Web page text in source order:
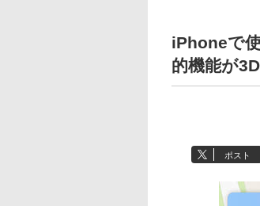
iPhoneで
的機能が
ポスト